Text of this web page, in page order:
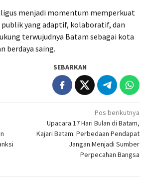
menjadi momentum memperkuat
yang adaptif, kolaboratif, dan
terwujudnya Batam sebagai kota
berdaya saing.
SEBARKAN
Pos berikutnya
Upacara 17 Hari Bulan di Batam,
Kajari Batam: Perbedaan Pendapat
Jangan Menjadi Sumber
Perpecahan Bangsa